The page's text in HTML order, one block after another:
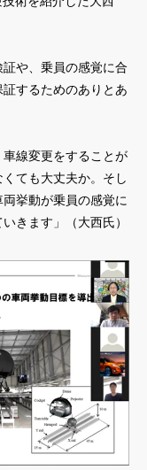
や、乗員の感覚に合
するためのありとあ
車線変更をすることが
ても大丈夫か。そし
挙動が乗員の感覚に
きます」（大西氏）